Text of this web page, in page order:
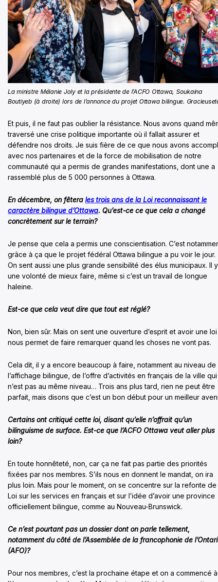
La ministre Mélanie Joly et la présidente de l’ACFO Ottawa, Soukaina
Boutiyeb (à droite) lors de l’annonce du projet Ottawa bilingue.
Et puis, il ne faut pas oublier la résistance. Nous avons quand
traversé une crise politique importante où il fallait assurer et
défendre nos droits. Je suis fière de ce que nous avons
avec nos partenaires et de la force de mobilisation de notre
communauté qui a permis de grandes manifestations, dont une a
rassemblé plus de 5 000 personnes à Ottawa.
En décembre, on fêtera les trois ans de la Loi reconnaissant le
caractère bilingue d’Ottawa. Qu’est-ce ce que cela a changé
concrètement sur le terrain?
Je pense que cela a permis une conscientisation. C’est
grâce à ça que le projet fédéral Ottawa bilingue a pu voir le jour.
On sent aussi une plus grande sensibilité des élus municipaux. Il
une volonté de mieux faire, même si c’est un travail de longue
haleine.
Est-ce que cela veut dire que tout est réglé?
Non, bien sûr. Mais on sent une ouverture d’esprit et avoir une loi
nous permet de faire remarquer quand les choses ne vont pas.
Cela dit, il y a encore beaucoup à faire, notamment au niveau de
l’affichage bilingue, de l’offre d’activités en français de la ville qui
n’est pas au même niveau… Trois ans plus tard, rien ne peut être
parfait, mais disons que c’est un bon début pour un meilleur
Certains ont critiqué cette loi, disant qu’elle n’offrait qu’un
bilinguisme de surface. Est-ce que l’ACFO Ottawa veut aller plus
loin?
En toute honnêteté, non, car ça ne fait pas partie des priorités
fixées par nos membres. S’ils nous en donnent le mandat, on ira
plus loin. Mais pour le moment, on se concentre sur la refonte de
Loi sur les services en français et sur l’idée d’avoir une province
officiellement bilingue, comme au Nouveau-Brunswick.
Ce n’est pourtant pas un dossier dont on parle tellement,
notamment du côté de l’Assemblée de la francophonie de
(AFO)?
Pour nos membres, c’est la prochaine étape et on a commencé à